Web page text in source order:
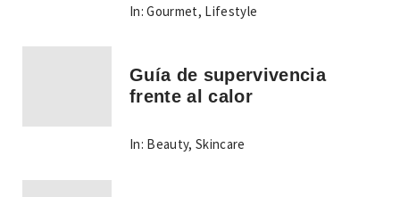
In: Gourmet, Lifestyle
Guía de supervivencia
frente al calor
In: Beauty,Skincare